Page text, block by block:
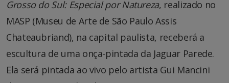
Grosso do Sul: Especial por Natureza, realizado no
MASP (Museu de Arte de São Paulo Assis
Chateaubriand), na capital paulista, receberá a
escultura de uma onça-pintada da Jaguar Parede.
Ela será pintada ao vivo pelo artista Gui Mancini